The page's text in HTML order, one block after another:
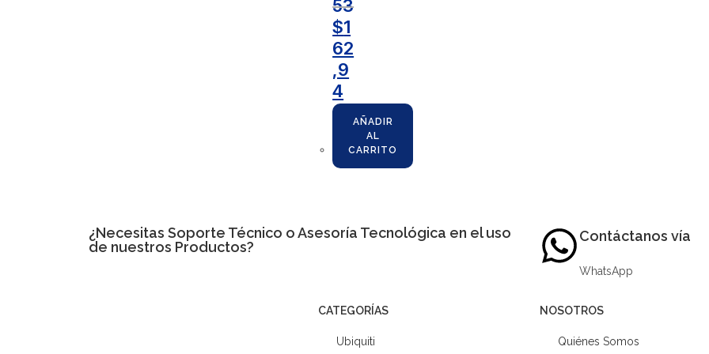
53
$1
62
,9
4
AÑADIR
AL
CARRITO
¿Necesitas Soporte Técnico o Asesoría Tecnológica en el uso
de nuestros Productos?
Contáctanos vía
WhatsApp
CATEGORÍAS
Ubiquiti
NOSOTROS
Quiénes Somos